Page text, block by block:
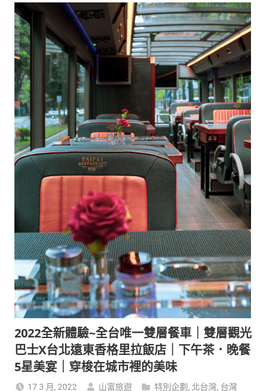
2022全新體驗~全台唯一雙層餐車｜雙層觀光
巴士X台北遠東香格里拉飯店｜下午茶．晚餐
5星美宴｜穿梭在城市裡的美味
17 3 月, 2022 山富旅遊 特別企劃 , 北台灣, 台灣